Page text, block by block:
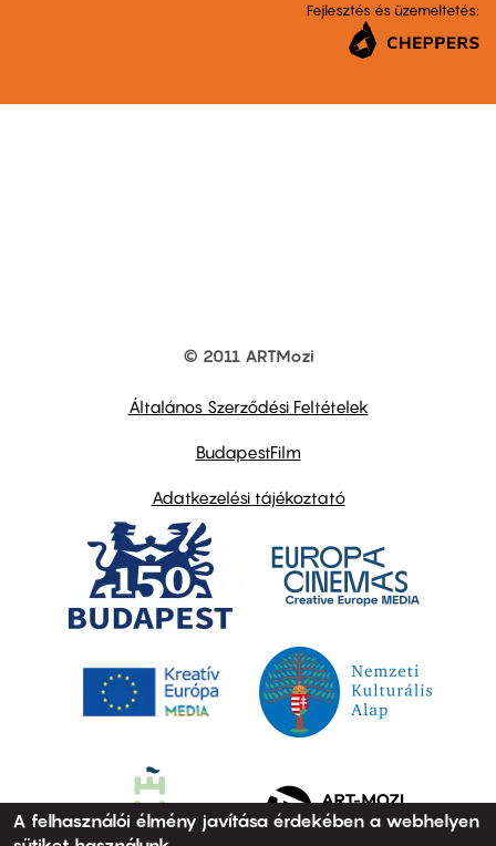
Fejlesztés és üzemeltetés:
© 2011 ARTMozi
Általános Szerződési Feltételek
BudapestFilm
Adatkezelési tájékoztató
A felhasználói élmény javítása érdekében a webhelyen